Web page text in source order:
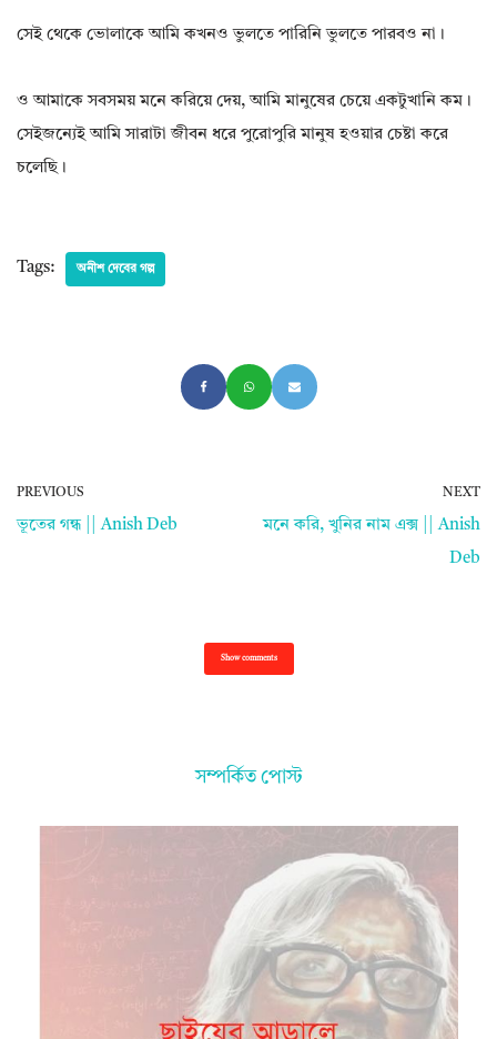
সেই থেকে ভোলাকে আমি কখনও ভুলতে পারিনি ভুলতে পারবও না।
ও আমাকে সবসময় মনে করিয়ে দেয়, আমি মানুষের চেয়ে একটুখানি কম।
সেইজন্যেই আমি সারাটা জীবন ধরে পুরোপুরি মানুষ হওয়ার চেষ্টা করে
চলেছি।
Tags: অনীশ দেবের গল্প
PREVIOUS
ভূতের গন্ধ || Anish Deb
NEXT
মনে করি, খুনির নাম এক্স || Anish
Deb
Show comments
সম্পর্কিত পোস্ট